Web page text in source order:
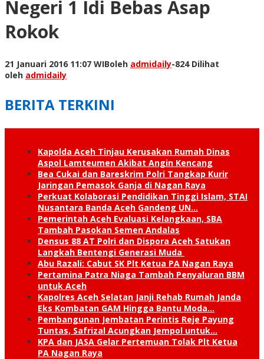
Negeri 1 Idi Bebas Asap
Rokok
21 Januari 2016 11:07 WIBoleh admidaily-824 Dilihat
oleh admidaily
BERITA TERKINI
Kapolda Aceh Tinjau Kerusakan Rumah Dinas
Aspol Lamteumen Akibat Angin Kencang
Bea Cukai dan Bareskrim Polri Tangkap Kurir
Jaringan Pemasok Ganja di Nagan Raya
Perkuat Kolaborasi Pendidikan Tinggi Islam, STAI
Nusantara Banda Aceh Gandeng UN…
Pemerintah Aceh Evaluasi Kelangkaan, SBA
Tambah Pasokan Semen Andalas
Densus 88 AT Polri dan Dispora Aceh Satukan
Langkah Bentengi Generasi Muda
Abu Razali: Cabut SK Plt Ketua PA Nagan Raya
Pertamina Patra Niaga Tambah Penyaluran BBM
untuk Aceh
Kapolres Aceh Selatan Janji Rehab Rumah Janda
Eks Kombatan GAM Hingga Bantu Moda…
Pembangunan Jembatan Perintis Reje Payung
Tuntas, Safrizal Acungkan Jempol untuk…
KPA dan JASA Gelar Pertemuan Tolak Plt Ketua
PA Nagan Raya